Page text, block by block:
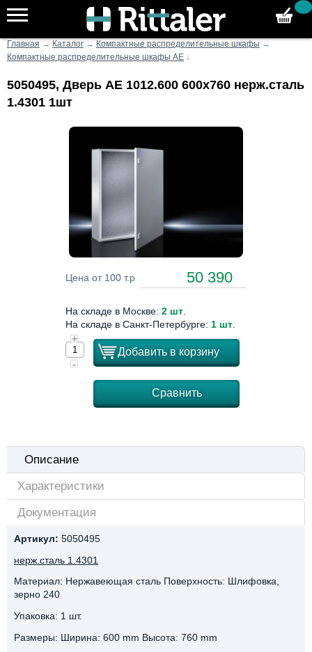
Главная → Каталог → Компактные распределительные шкафы →
Компактные распределительные шкафы AE ↓
5050495, Дверь AE 1012.600 600x760 нерж.сталь
1.4301 1шт
Цена от 100 т.р 50 390
На складе в Москве: 2 шт
На складе в Санкт-Петербурге: 1 шт
+
-
Добавить в корзину
Сравнить
Описание
Характеристики
Документация
Артикул: 5050495
нерж.сталь 1.4301
Материал: Нержавеющая сталь Поверхность: Шлифовка,
зерно 240
Упаковка: 1 шт.
Размеры: Ширина: 600 mm Высота: 760 mm